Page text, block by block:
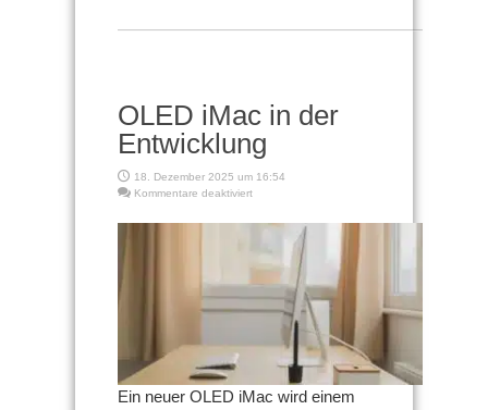
OLED iMac in der
Entwicklung
18. Dezember 2025 um 16:54
Kommentare deaktiviertfür
iMac
Entwicklung
Ein neuer OLED iMac wird einem